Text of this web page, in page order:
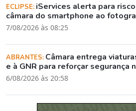
ECLIPSE: iServices alerta para
câmara do smartphone ao
7/08/2026 às 08:25
ABRANTES: Câmara entrega
e à GNR para reforçar segurança
6/08/2026 às 20:58